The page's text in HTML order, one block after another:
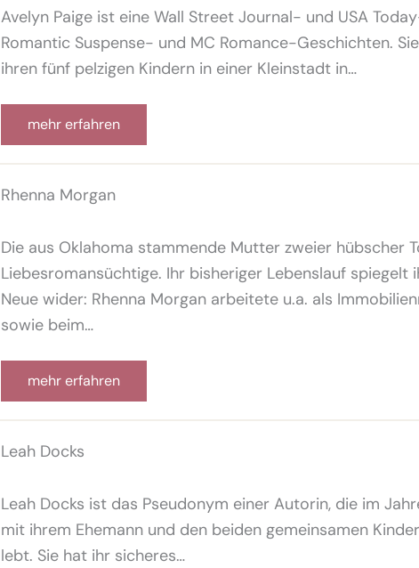
Avelyn Paige ist eine Wall Street Journal- und USA
Romantic Suspense- und MC Romance-Geschichten.
ihren fünf pelzigen Kindern in einer Kleinstadt in…
mehr erfahren
Rhenna Morgan
Die aus Oklahoma stammende Mutter zweier hübscher
Liebesromansüchtige. Ihr bisheriger Lebenslauf spiegelt
Neue wider: Rhenna Morgan arbeitete u.a. als
sowie beim…
mehr erfahren
Leah Docks
Leah Docks ist das Pseudonym einer Autorin, die im
mit ihrem Ehemann und den beiden gemeinsamen
lebt. Sie hat ihr sicheres…